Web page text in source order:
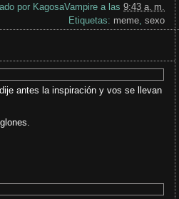
por KagosaVampire a las 9:43 a. m.
Etiquetas: meme sexo
antes la inspiración y vos se llevan